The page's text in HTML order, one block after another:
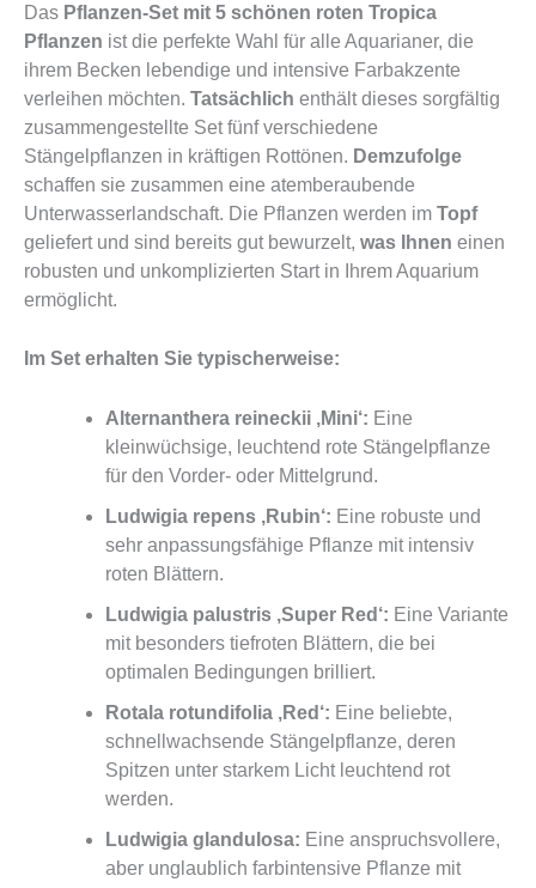
Das Pflanzen-Set mit 5 schönen roten Tropica
Pflanzen ist die perfekte Wahl für alle Aquarianer, die
ihrem Becken lebendige und intensive Farbakzente
verleihen möchten. Tatsächlich enthält dieses sorgfältig
zusammengestellte Set fünf verschiedene
Stängelpflanzen in kräftigen Rottönen. Demzufolge
schaffen sie zusammen eine atemberaubende
Unterwasserlandschaft. Die Pflanzen werden im Topf
geliefert und sind bereits gut bewurzelt, was Ihnen einen
robusten und unkomplizierten Start in Ihrem Aquarium
ermöglicht.
Im Set erhalten Sie typischerweise:
Alternanthera reineckii ‚Mini‘: Eine
kleinwüchsige, leuchtend rote Stängelpflanze
für den Vorder- oder Mittelgrund.
Ludwigia repens ‚Rubin‘: Eine robuste und
sehr anpassungsfähige Pflanze mit intensiv
roten Blättern.
Ludwigia palustris ‚Super Red‘: Eine Variante
mit besonders tiefroten Blättern, die bei
optimalen Bedingungen brilliert.
Rotala rotundifolia ‚Red‘: Eine beliebte,
schnellwachsende Stängelpflanze, deren
Spitzen unter starkem Licht leuchtend rot
werden.
Ludwigia glandulosa: Eine anspruchsvollere,
aber unglaublich farbintensive Pflanze mit